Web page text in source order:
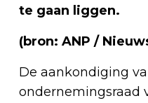
te gaan liggen.
(bron: ANP /
De aankondiging
ondernemingsraad